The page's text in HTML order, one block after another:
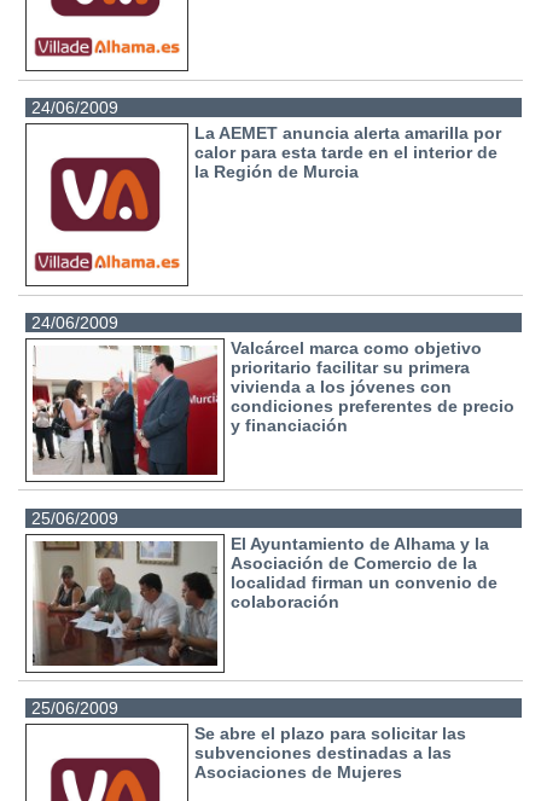
24/06/2009
La AEMET anuncia alerta amarilla por
calor para esta tarde en el interior de
la Región de Murcia
24/06/2009
Valcárcel marca como objetivo
prioritario facilitar su primera
vivienda a los jóvenes con
condiciones preferentes de precio
y financiación
25/06/2009
El Ayuntamiento de Alhama y la
Asociación de Comercio de la
localidad firman un convenio de
colaboración
25/06/2009
Se abre el plazo para solicitar las
subvenciones destinadas a las
Asociaciones de Mujeres